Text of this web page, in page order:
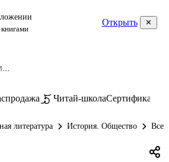
Открыть
Читай-школаСертификаты
литература История. Общество